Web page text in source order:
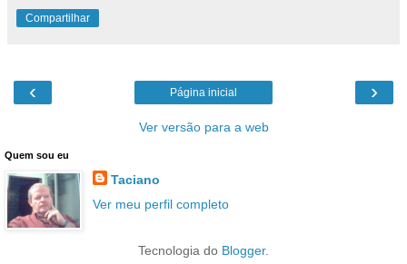
Compartilhar
‹ ›
Página inicial
Ver versão para a web
Quem sou eu
Taciano
Ver meu perfil completo
Tecnologia do Blogger.